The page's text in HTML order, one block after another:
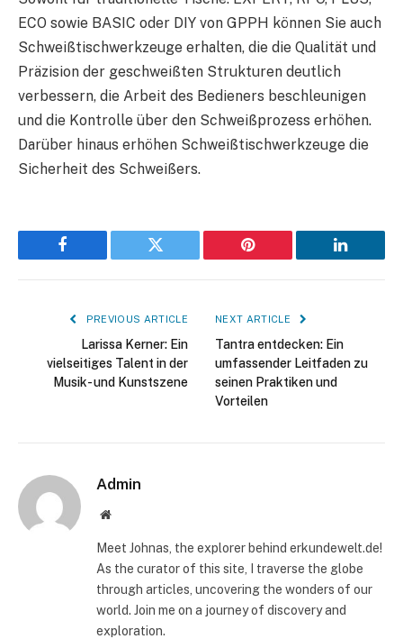
ECO sowie BASIC oder DIY von GPPH können Sie auch
Schweißtischwerkzeuge erhalten, die die Qualität und
Präzision der geschweißten Strukturen deutlich
verbessern, die Arbeit des Bedieners beschleunigen
und die Kontrolle über den Schweißprozess erhöhen.
Darüber hinaus erhöhen Schweißtischwerkzeuge die
Sicherheit des Schweißers.
Facebook Twitter Pinterest LinkedIn
PREVIOUS ARTICLE
Larissa Kerner: Ein
vielseitiges Talent in der
Musik- und Kunstszene
NEXT ARTICLE
Tantra entdecken: Ein
umfassender Leitfaden zu
seinen Praktiken und
Vorteilen
Admin
Website
Meet Johnas, the explorer behind erkundewelt.de!
As the curator of this site, I traverse the globe
through articles, uncovering the wonders of our
world. Join me on a journey of discovery and
exploration.